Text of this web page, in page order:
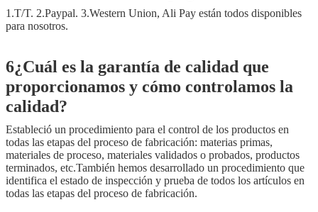
1.T/T. 2.Paypal. 3.Western Union, Ali Pay están todos disponibles
para nosotros.
6¿Cuál es la garantía de calidad que
proporcionamos y cómo controlamos la
calidad?
Estableció un procedimiento para el control de los productos en
todas las etapas del proceso de fabricación: materias primas,
materiales de proceso, materiales validados o probados, productos
terminados, etc.También hemos desarrollado un procedimiento que
identifica el estado de inspección y prueba de todos los artículos en
todas las etapas del proceso de fabricación.